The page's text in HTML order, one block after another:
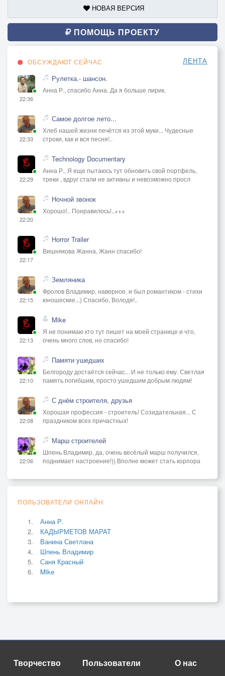
НОВАЯ ВЕРСИЯ
ПОМОЩЬ ПРОЕКТУ
ОБСУЖДАЮТ СЕЙЧАС ЛЕНТА
22:36
Рулетка.- шансон.
Анна Р., спасибо Анна. Да я больше лирик.
22:33
Самое долгое лето...
Хлеб нашей жизни печётся из этой муки... Чудесные
строки, как и вся песня!..
22:29
Technology Documentary
Анна Р., Я еще пытаюсь тут обновить свой портфель,
треки , вдруг стали не активны и невозможно просл
22:20
Ночной звонок
Хорошо!.. Понравилось!..+++
22:17
Horror Trailer
Вишнякова Жанна, Жанн спасибо!
22:15
Земляника
Фролов Владимир, наверное, и был романтиком - стихи
юношеские...) Спасибо, Володя!..
22:13
Mike
Я не понимаю кто тут пишет на моей странице и что,
очень много слов, но спасибо!
22:10
Памяти ушедших
Белгороду достаётся сейчас... И не только ему. Светлая
память погибшим, просто ушедшим добрым людям!
22:08
С днём строителя, друзья
Хорошая профессия - строитель! Созидательная... С
праздником всех причастных!
22:06
Марш строителей
Шпень Владимир, да, очень весёлый марш получился,
поднимает настроение!)) Вполне может стать корпора
ПОЛЬЗОВАТЕЛИ ОНЛАЙН
Анна Р.
КАДЫРМЕТОВ МАРАТ
Ванина Светлана
Шпень Владимир
Саня Красный
Mike
Творчество Пользователи О нас